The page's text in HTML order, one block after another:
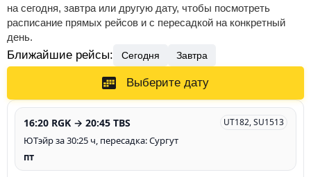
на сегодня, завтра или другую дату, чтобы посмотреть
расписание прямых рейсов и с пересадкой на конкретный
день.
Ближайшие рейсы: Сегодня Завтра
Выберите дату
16:20 RGK → 20:45 TBS UT182, SU1513
ЮТэйр за 30:25 ч, пересадка: Сургут
пт